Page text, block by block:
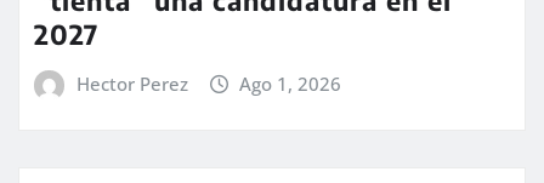
2027
Hector Perez Ago 1, 2026